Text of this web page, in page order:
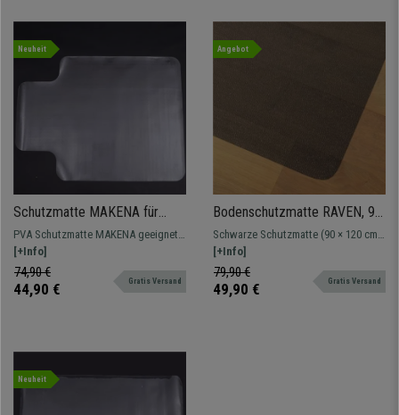
Neuheit
Schutzmatte MAKENA für
Hartböden, PVC,
Abmessungen 90x120 cm
PVA Schutzmatte MAKENA geeignet
für harte Böden
[+Info]
74,90 €
44,90 € Gratis Versand
Angebot
Bodenschutzmatte RAVEN, 90
x 120 cm , Farbe Schwarz
Schwarze Schutzmatte (90 × 120 cm)
für Teppichböden – ideal als robuste
Bürostuhlunterlage zum Schutz vor
Abnutzung und für leichtes,
[+Info]
79,90 €
49,90 € Gratis Versand
Neuheit